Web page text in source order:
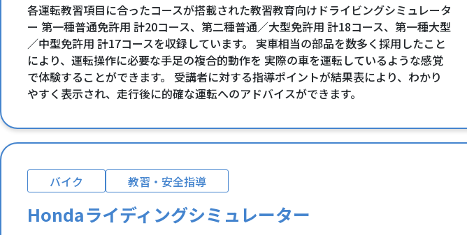
各運転教習項目に合ったコースが搭載された教習教育向けドライビングシミュレータ
ー 第一種普通免許用 計20コース、第二種普通／大型免許用 計18コース、第一種大型
／中型免許用 計17コースを収録しています。 実車相当の部品を数多く採用したこと
により、運転操作に必要な手足の複合的動作を 実際の車を運転しているような感覚
で体験することができます。 受講者に対する指導ポイントが結果表により、わかり
やすく表示され、走行後に的確な運転へのアドバイスができます。
バイク 教習・安全指導
Hondaライディングシミュレーター